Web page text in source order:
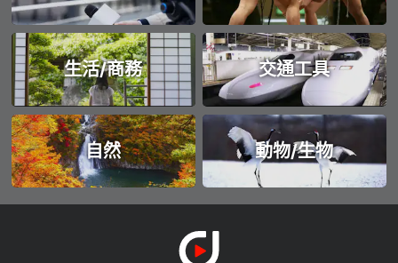
生活/商務 交通工具
自然 動物/生物